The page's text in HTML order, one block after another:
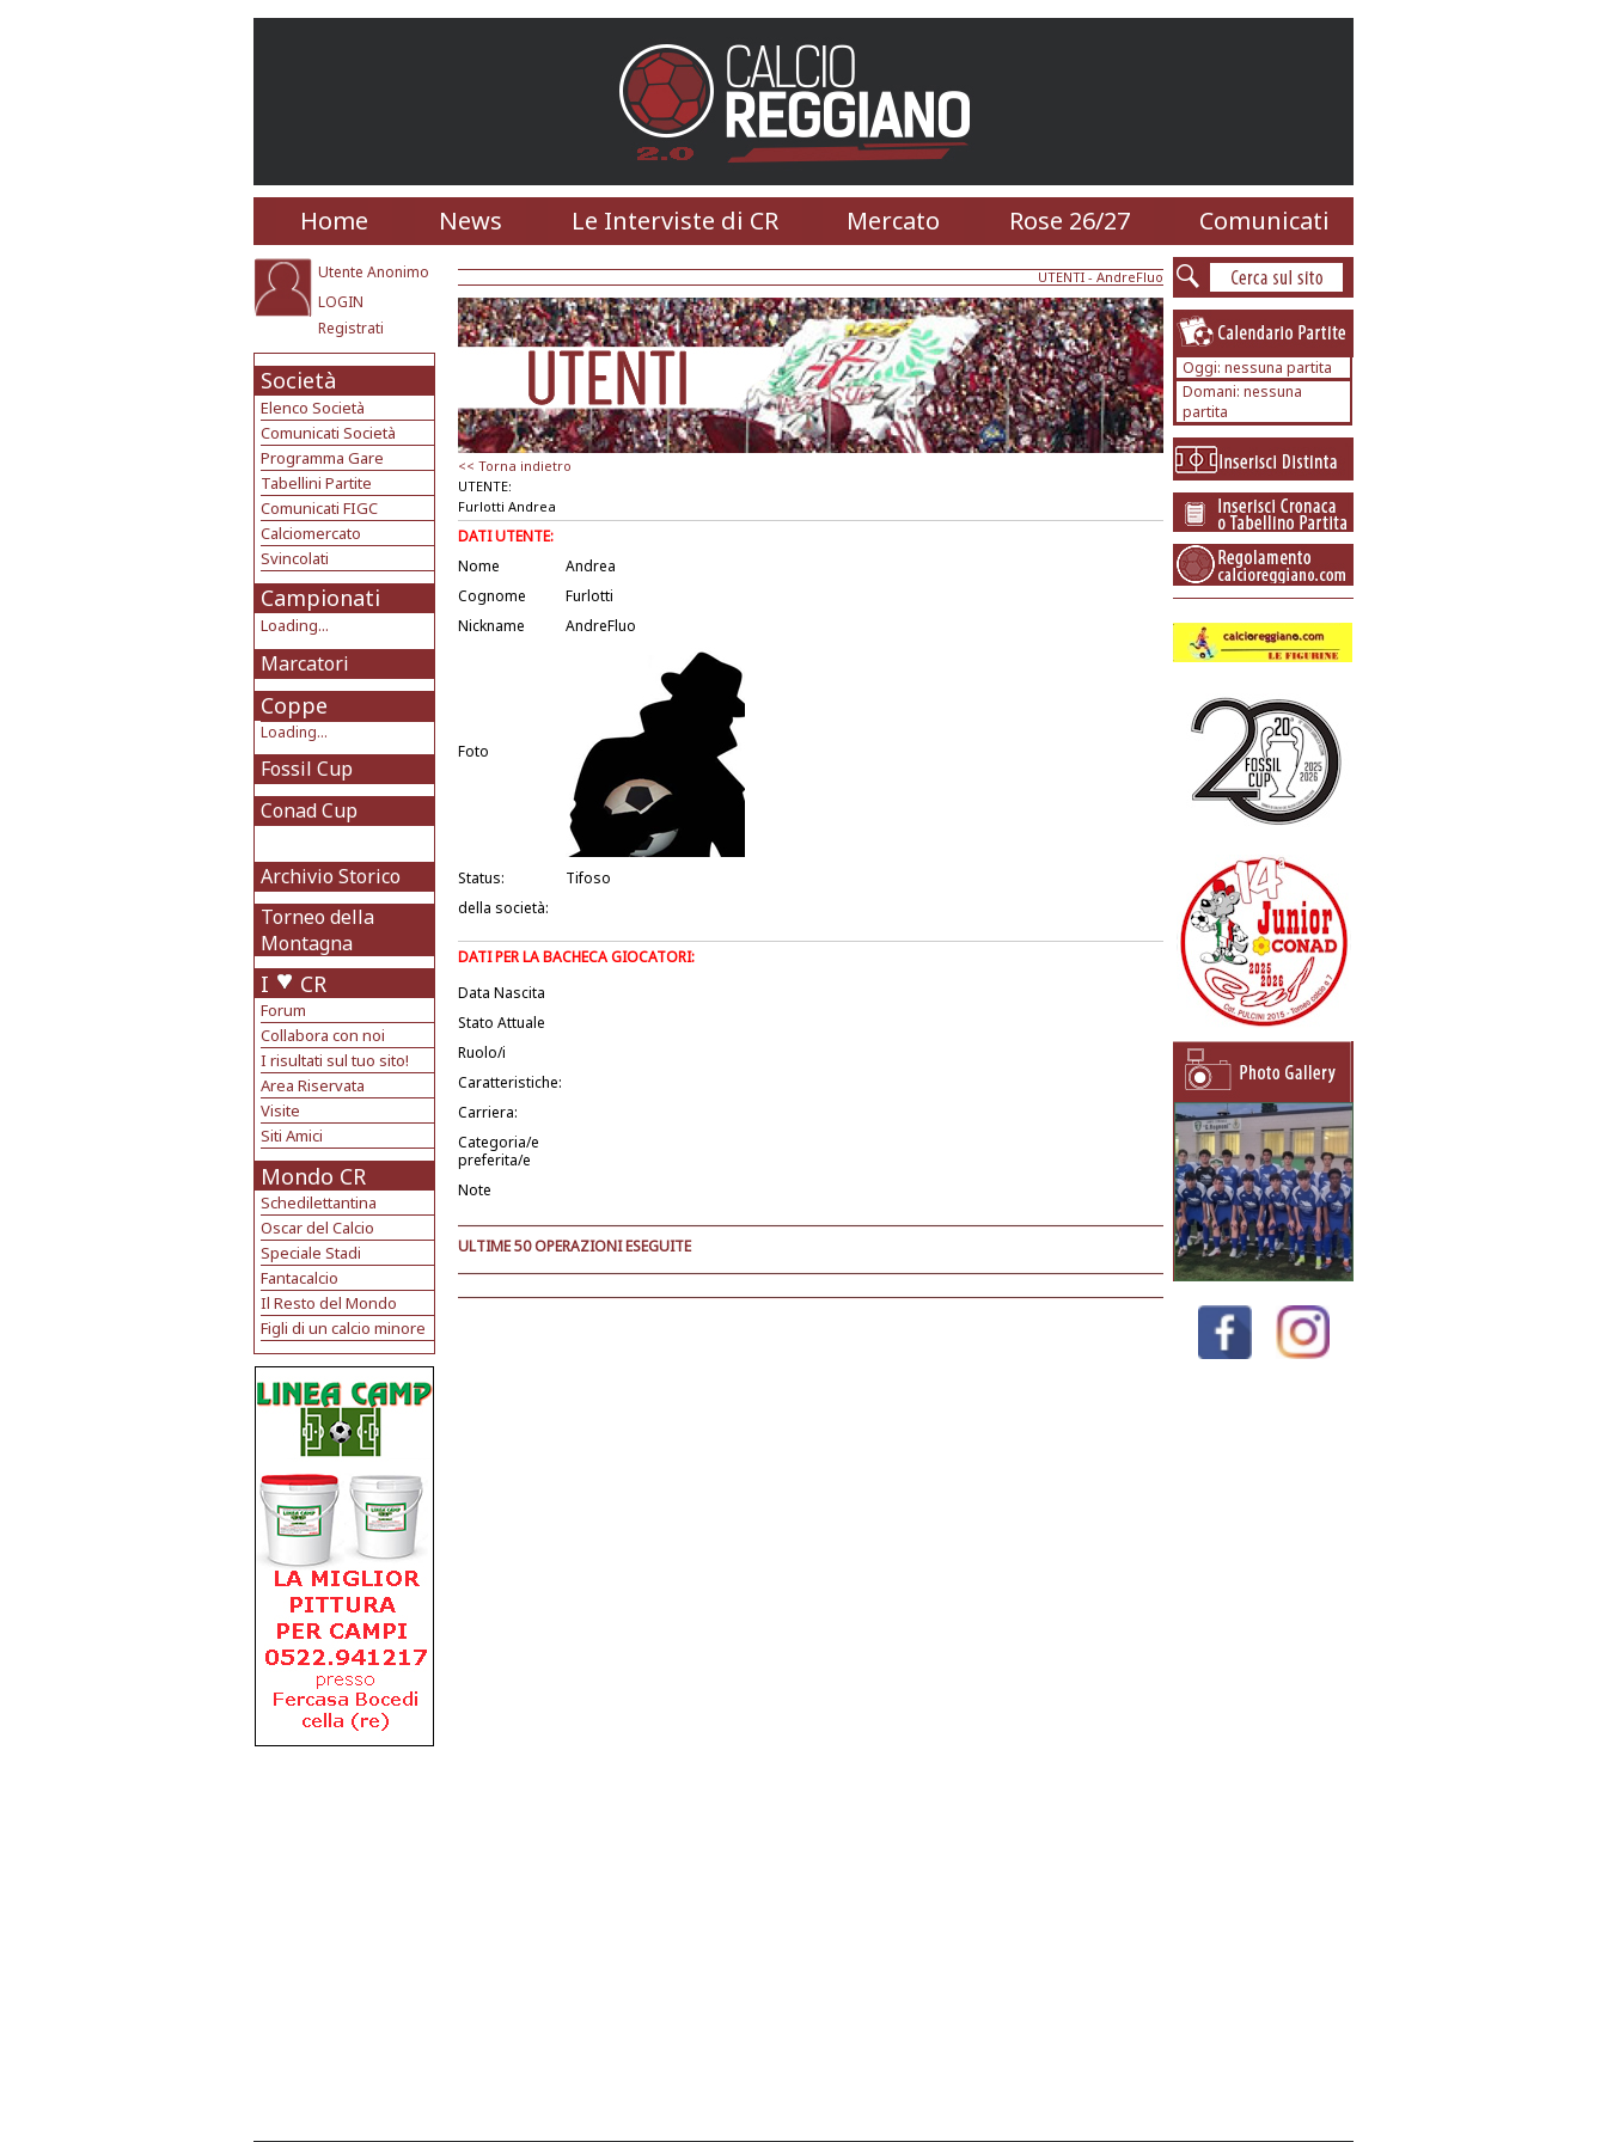
Home News Le Interviste di CR Mercato Rose 26/27 Comunicati
Utente Anonimo
LOGIN
Registrati
Società
Elenco Società
Comunicati Società
Programma Gare
Tabellini Partite
Comunicati FIGC
Calciomercato
Svincolati
Campionati
Loading...
Marcatori
Coppe
Loading...
Fossil Cup
Conad Cup
Archivio Storico
Torneo della
Montagna
I CR
Forum
Collabora con noi
I risultati sul tuo sito!
Area Riservata
Visite
Siti Amici
Mondo CR
Schedilettantina
Oscar del Calcio
Speciale Stadi
Fantacalcio
Il Resto del Mondo
Figli di un calcio minore
UTENTI - AndreFluo
<< Torna indietro
UTENTE:
Furlotti Andrea
DATI UTENTE:
Nome
Andrea
Cognome
Furlotti
Nickname
AndreFluo
Foto
Status:
Tifoso
della società:
DATI PER LA BACHECA GIOCATORI:
Data Nascita
Stato Attuale
Ruolo/i
Caratteristiche:
Carriera:
Categoria/e
preferita/e
Note
ULTIME 50 OPERAZIONI ESEGUITE
Oggi: nessuna partita
Domani: nessuna
partita